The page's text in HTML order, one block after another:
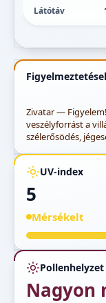
Látótáv
Zivatar —
veszélyforrást a
szélerősödés,
UV-index
5
Mérsékelt
Pollenhelyzet
Nagyon